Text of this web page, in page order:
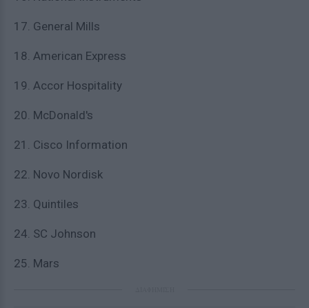
17. General Mills
18. American Express
19. Accor Hospitality
20. McDonald's
21. Cisco Information
22. Novo Nordisk
23. Quintiles
24. SC Johnson
25. Mars